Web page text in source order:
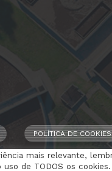
POLÍTICA DE COOKIES
mais relevante,
de TODOS os